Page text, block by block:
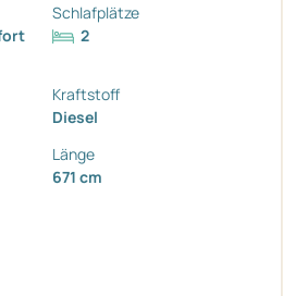
Schlafplätze
2
Kraftstoff
Diesel
Länge
671 cm